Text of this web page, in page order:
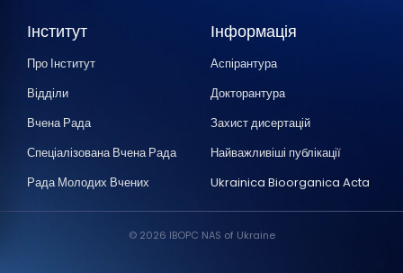
Інститут
Про Інститут
Відділи
Вчена Рада
Спеціалізована Вчена Рада
Рада Молодих Вчених
Інформація
Аспірантура
Докторантура
Захист дисертацій
Найважливіші публікації
Ukrainica Bioorganica Acta
© 2026 IBOPC NAS of Ukraine